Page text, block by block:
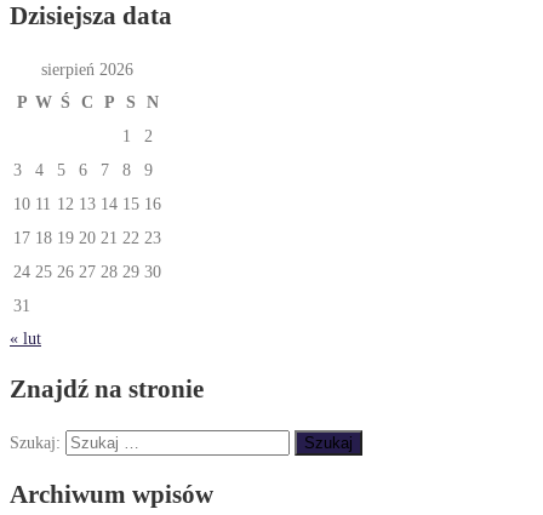
Dzisiejsza data
sierpień 2026
P W Ś C P S
N
1
2
3
4 5 6 7 8
9
10 11 12 13 14 15 16
17 18 19 20 21 22 23
24 25 26 27 28 29 30
31
« lut
Znajdź na stronie
Szukaj:
Archiwum wpisów